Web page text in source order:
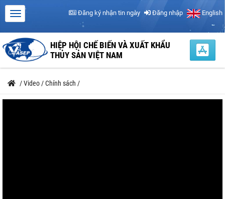
Đăng ký nhận tin ngày Đăng nhập English
HIỆP HỘI CHẾ BIẾN VÀ XUẤT KHẨU
THỦY SẢN VIỆT NAM
/Video /Chính sách /